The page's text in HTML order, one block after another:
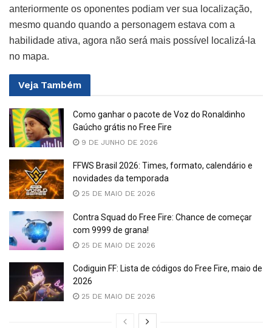
anteriormente os oponentes podiam ver sua localização,
mesmo quando quando a personagem estava com a
habilidade ativa, agora não será mais possível localizá-la
no mapa.
Veja Também
Como ganhar o pacote de Voz do Ronaldinho
Gaúcho grátis no Free Fire
9 DE JUNHO DE 2026
FFWS Brasil 2026: Times, formato, calendário e
novidades da temporada
25 DE MAIO DE 2026
Contra Squad do Free Fire: Chance de começar
com 9999 de grana!
25 DE MAIO DE 2026
Codiguin FF: Lista de códigos do Free Fire, maio de
2026
25 DE MAIO DE 2026